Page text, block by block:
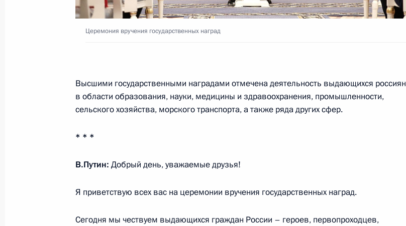
Открытие объектов социальной инфраструктуры в новых
регионах
Совещание по вопросам социально-экономического развития
новых субъектов РФ
Встреча с губернатором Запорожской области Евгением
12 июля 2024 года, 15:30
Церемония вручения государственных наград
Высшими государственными наградами отмечена деятельность выдающихся россиян
в области образования, науки, медицины и здравоохранения, промышленности,
сельского хозяйства, морского транспорта, а также ряда других сфер.
* * *
В.Путин: Добрый день, уважаемые друзья!
Я приветствую всех вас на церемонии вручения государственных наград.
Сегодня мы чествуем выдающихся граждан России – героев, первопроходцев,